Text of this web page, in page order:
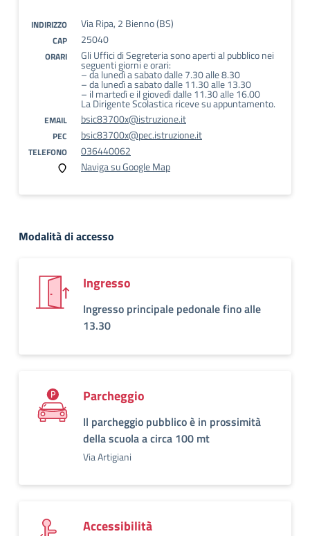
INDIRIZZO Via Ripa, 2 Bienno (BS)
CAP 25040
ORARI Gli Uffici di Segreteria sono aperti al pubblico nei
seguenti giorni e orari:
– da lunedì a sabato dalle 7.30 alle 8.30
– da lunedì a sabato dalle 11.30 alle 13.30
– il martedì e il giovedì dalle 11.30 alle 16.00
La Dirigente Scolastica riceve su appuntamento.
EMAIL bsic83700x@istruzione.it
PEC bsic83700x@pec.istruzione.it
TELEFONO
036440062
Naviga su Google Map
Modalità di accesso
Ingresso
Ingresso principale pedonale fino alle
13.30
Parcheggio
Il parcheggio pubblico è in prossimità
della scuola a circa 100 mt
Via Artigiani
Accessibilità